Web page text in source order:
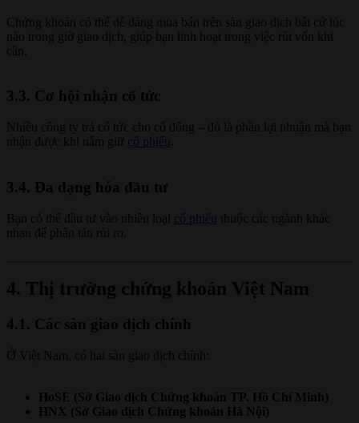
Chứng khoán có thể dễ dàng mua bán trên sàn giao dịch bất cứ lúc
nào trong giờ giao dịch, giúp bạn linh hoạt trong việc rút vốn khi
cần.
3.3. Cơ hội nhận cổ tức
Nhiều công ty trả cổ tức cho cổ đông – đó là phần lợi nhuận mà bạn
nhận được khi nắm giữ cổ phiếu
3.4. Đa dạng hóa đầu tư
Bạn có thể đầu tư vào nhiều loại cổ phiếu
thuộc các ngành khác
nhau để phân tán rủi ro.
4. Thị trường chứng khoán Việt Nam
4.1. Các sàn giao dịch chính
Ở Việt Nam, có hai sàn giao dịch chính:
HoSE (Sở Giao dịch Chứng khoán TP. Hồ Chí Minh)
HNX (Sở Giao dịch Chứng khoán Hà Nội)